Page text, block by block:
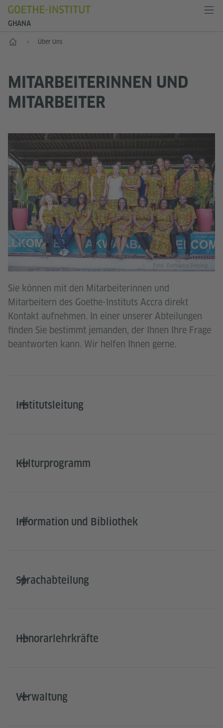
GHANA
Start Über Uns
MITARBEITERINNEN UND
MITARBEITER
Foto: Katharina Behling
Sie können mit den Mitarbeiterinnen und
Mitarbeitern des Goethe-Instituts Accra direkt
Kontakt aufnehmen. In einer unserer Abteilungen
finden Sie bestimmt jemanden, der Ihnen Ihre Frage
beantworten kann. Wir helfen Ihnen gerne.
Institutsleitung
Kulturprogramm
Information und Bibliothek
Sprachabteilung
Honorarlehrkräfte
Verwaltung